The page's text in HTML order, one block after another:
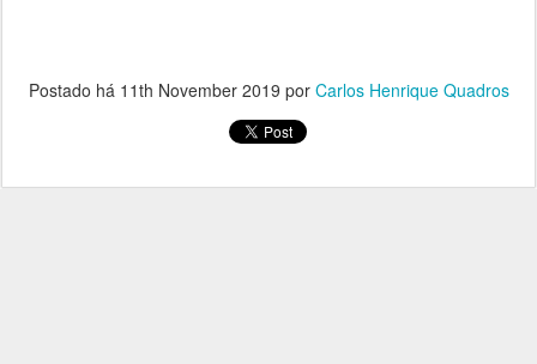
Postado há 11th November 2019 por Carlos Henrique Quadros